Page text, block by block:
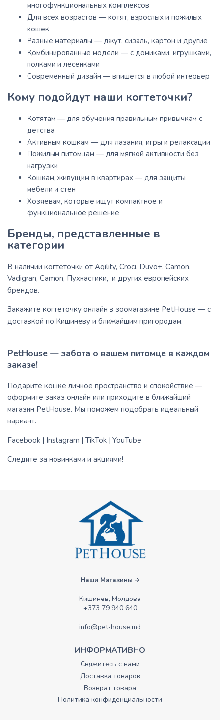
многофункциональных комплексов
Для всех возрастов — котят, взрослых и пожилых
кошек
Разные материалы — джут, сизаль, картон и другие
Комбинированные модели — с домиками, игрушками,
полками и лесенками
Современный дизайн — впишется в любой интерьер
Кому подойдут наши когтеточки?
Котятам — для обучения правильным привычкам с
детства
Активным кошкам — для лазания, игры и релаксации
Пожилым питомцам — для мягкой активности без
нагрузки
Кошкам, живущим в квартирах — для защиты
мебели и стен
Хозяевам, которые ищут компактное и
функциональное решение
Бренды, представленные в
категории
В наличии когтеточки от Agility, Croci, Duvo+, Camon,
Vadigran, Camon, Пухнастики, и других европейских
брендов.
Закажите когтеточку онлайн в зоомагазине PetHouse — с
доставкой по Кишиневу и ближайшим пригородам.
PetHouse — забота о вашем питомце в каждом
заказе!
Подарите кошке личное пространство и спокойствие —
оформите заказ онлайн или приходите в ближайший
магазин PetHouse. Мы поможем подобрать идеальный
вариант.
Facebook | Instagram | TikTok | YouTube
Следите за новинками и акциями!
Наши Магазины
Кишинев, Молдова
+373 79 940 640
info@pet-house.md
ИНФОРМАТИВНО
Свяжитесь с нами
Доставка товаров
Возврат товара
Политика конфиденциальности